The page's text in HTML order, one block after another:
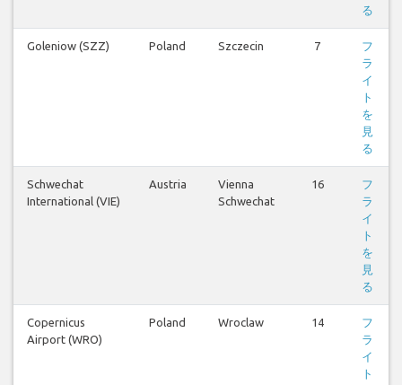
る
Goleniow (SZZ) Poland Szczecin 7
フ
ラ
イ
ト
を
見
る
Schwechat
International (VIE)
Austria
Vienna
Schwechat
16
フ
ラ
イ
ト
を
見
る
Copernicus
Airport (WRO)
Poland Wroclaw 14
フ
ラ
イ
ト